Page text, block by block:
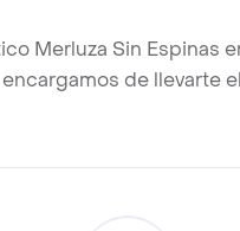
Merluza Sin Espinas
encargamos de llevarte